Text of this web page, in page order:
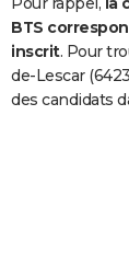
COPAINS
S'inscrire
Se connecter
Lycées
Collèges
Primaires
Universités
Entreprises
Service militaire
Avis de
AVIS DE DÉCÈS
BTS
inscrit. Pour
de-Lescar
des candidats